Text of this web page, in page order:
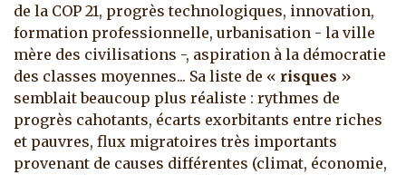
de la COP 21, progrès technologiques, innovation,
formation professionnelle, urbanisation - la ville
mère des civilisations -, aspiration à la démocratie
des classes moyennes... Sa liste de « risques »
semblait beaucoup plus réaliste : rythmes de
progrès cahotants, écarts exorbitants entre riches
et pauvres, flux migratoires très importants
provenant de causes différentes (climat, économie,